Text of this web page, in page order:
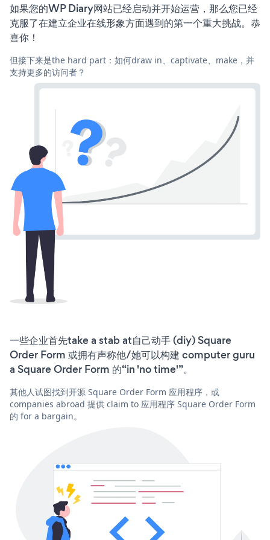
如果您的WP Diary网站已经启动并开始运营，那么您已经
克服了在建立企业在线形象方面遇到的第一个重大挑战。恭
喜你！
但接下来是the hard part：如何draw in、captivate、make，并
支持更多的访问者？
一些企业首先take a stab at自己动手 (diy) Square
Order Form 或拥有声称他/她可以构建 computer guru
a Square Order Form 的“in 'no time'”。
其他人试图找到开源 Square Order Form 应用程序，或
companies abroad 提供 claim to 应用程序 Square Order Form
的 for a bargain。